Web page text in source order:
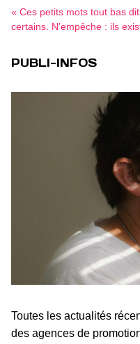
« Ces petits mots tout bas
certains. N’empêche : ils
PUBLI-INFOS
Toutes les actualités
des agences de